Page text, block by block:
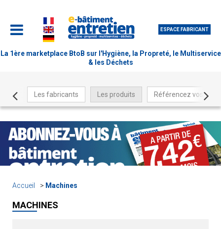
ESPACE FABRICANT
La 1ère marketplace BtoB sur l'Hygiène, la Propreté, le Multiservice
& les Déchets
Les fabricants Les produits Référencez vos
Accueil Machines
MACHINES